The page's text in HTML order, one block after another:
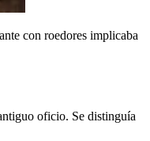
con roedores implicaba
oficio. Se distinguía